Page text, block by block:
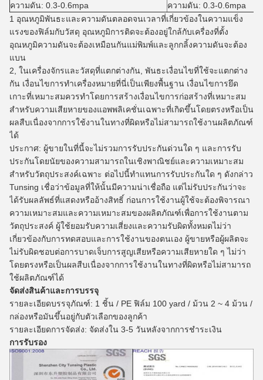
ความดัน: 0.3-0.6mpa
ความดัน: 0.3-0.6mpa
1 อุณหภูมิพันธะและความดันตลอดจนเวลาที่เกี่ยวข้องในความแข็ง
แรงของฟิล์มกับวัสดุ อุณหภูมิการติดจะต้องอยู่ใกล้กับเครื่องที่ตั้ง
อุณหภูมิความดันจะต้องเหมือนกันแม่พิมพ์และลูกกลิ้งความดันจะต้อง
แบน
2, ในเครื่องจักรและวัสดุที่แตกต่างกัน, พันธะเงื่อนไขที่ใช้จะแตกต่าง
กัน เงื่อนไขการทำเครื่องหมายที่นี่เป็นเพียงพื้นฐาน เงื่อนไขการยึด
เกาะที่เหมาะสมควรทำโดยการสร้างเงื่อนไขการก่อสร้างที่เหมาะสม
สำหรับความเสียหายของแอพพลิเคชั่นเฉพาะที่เกิดขึ้นโดยตรงหรือเป็น
ผลสืบเนื่องจากการใช้งานในทางที่ผิดหรือไม่สามารถใช้งานผลิตภัณฑ์
ได้
ประกาศ: ผู้ขายในที่นี้จะไม่รวมการรับประกันด่วนใด ๆ และการรับ
ประกันโดยนัยของความสามารถในเชิงพาณิชย์และความเหมาะสม
สำหรับวัตถุประสงค์เฉพาะ ต่อไปนี้ทำแทนการรับประกันใด ๆ ดังกล่าว
Tunsing เชื่อว่าข้อมูลที่ให้นั้นมีความน่าเชื่อถือ แต่ไม่รับประกันว่าจะ
ได้รับผลลัพธ์ที่แสดงหรืออ้างสิทธิ์ ก่อนการใช้งานผู้ใช้จะต้องพิจารณา
ความเหมาะสมและความเหมาะสมของผลิตภัณฑ์เพื่อการใช้งานตาม
วัตถุประสงค์ ผู้ใช้ยอมรับความเสี่ยงและความรับผิดทั้งหมดไม่ว่า
เกี่ยวข้องกับการทดสอบและการใช้งานของตนเอง ผู้ขายหรือผู้ผลิตจะ
ไม่รับผิดชอบต่อการบาดเจ็บการสูญเสียหรือความเสียหายใด ๆ ไม่ว่า
โดยตรงหรือเป็นผลสืบเนื่องจากการใช้งานในทางที่ผิดหรือไม่สามารถ
ใช้ผลิตภัณฑ์ได้
จัดส่งสินค้าและการบรรจุ
รายละเอียดบรรจุภัณฑ์: 1 ชิ้น / PE ฟิล์ม 100 yard / ม้วน 2 ~ 4 ม้วน /
กล่องหรือมันขึ้นอยู่กับตัวเลือกของลูกค้า
รายละเอียดการจัดส่ง: จัดส่งใน 3-5 วันหลังจากการชำระเงิน
การรับรอง